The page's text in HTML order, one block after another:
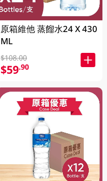
原箱維他 蒸餾水24 X 430
ML
$108.00
$59.90